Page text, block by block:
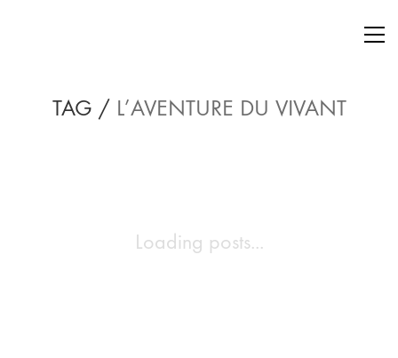
TAG / L’AVENTURE DU VIVANT
Loading posts...